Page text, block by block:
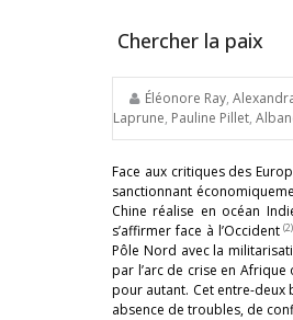
Chercher la paix
Éléonore Ray,
Laprune, Pauline Pillet,
Face aux critiques des
sanctionnant
Chine réalise en océan
s’affirmer face à l’Occident(2)
Pôle Nord avec la
par l’arc de crise en
pour autant. Cet entre-deux
absence de troubles, de